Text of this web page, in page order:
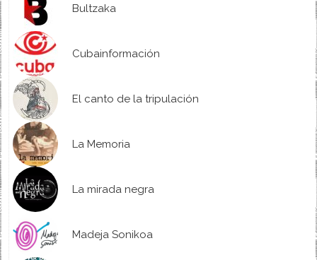
Bultzaka
Cubainformación
El canto de la tripulación
La Memoria
La mirada negra
Madeja Sonikoa